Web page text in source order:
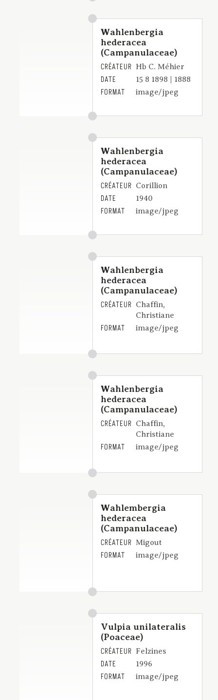
Wahlenbergia
hederacea
(Campanulaceae)
CRÉATEUR Hb C. Méhier
DATE 15 8 1898 | 1888
FORMAT image/jpeg
Wahlenbergia
hederacea
(Campanulaceae)
CRÉATEUR Corillion
DATE 1940
FORMAT image/jpeg
Wahlenbergia
hederacea
(Campanulaceae)
CRÉATEUR Chaffin,
Christiane
FORMAT image/jpeg
Wahlenbergia
hederacea
(Campanulaceae)
CRÉATEUR Chaffin,
Christiane
FORMAT image/jpeg
Wahlembergia
hederacea
(Campanulaceae)
CRÉATEUR Migout
FORMAT image/jpeg
Vulpia unilateralis
(Poaceae)
CRÉATEUR Felzines
DATE 1996
FORMAT image/jpeg